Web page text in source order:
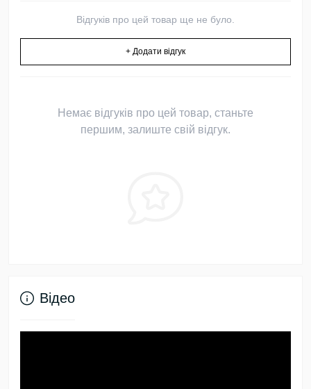
Відгуків про цей товар ще не було.
+ Додати відгук
Немає відгуків про цей товар, станьте
першим, залиште свій відгук.
Відео